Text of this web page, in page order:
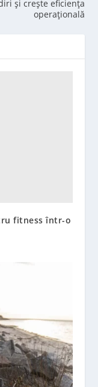
și crește eficiența
operațională
fitness într-o